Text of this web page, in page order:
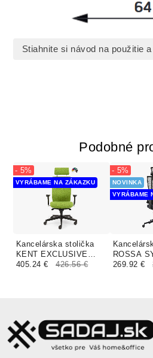
Stiahnite si návod na použitie
Podobné
Kancelárska stolička
KENT EXCLUSIVE
čalúnenie KOŽENKA
VYRÁBAME NA ZÁKAZKU
- 5%
405.24 € 426.56 €
ROSSA
NAIROBI
NOVINKA
VYRÁBAME
- 5%
269.92 €